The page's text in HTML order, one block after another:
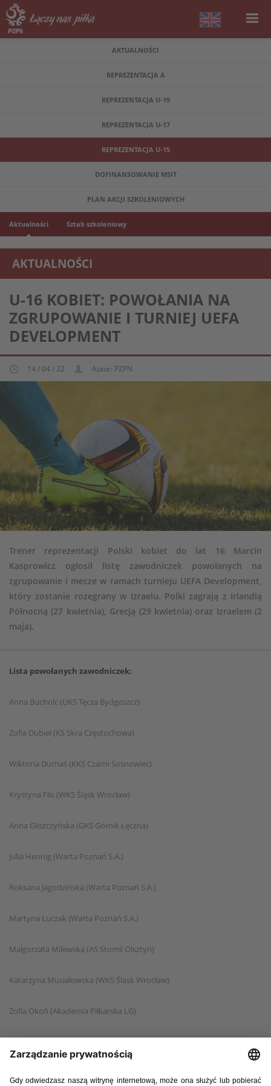
AKTUALNOŚCI
REPREZENTACJA A
REPREZENTACJA U-19
REPREZENTACJA U-17
REPREZENTACJA U-15
DOFINANSOWANIE MSIT
PLAN AKCJI SZKOLENIOWYCH
Aktualności Sztab szkoleniowy
AKTUALNOŚCI
REPREZENTACJA KOBIECA U-15
U-16 KOBIET: POWOŁANIA NA
ZGRUPOWANIE I TURNIEJ UEFA
DEVELOPMENT
14 / 04 / 22 Autor: PZPN
Trener reprezentacji Polski kobiet do lat 16 Marcin
Kasprowicz ogłosił listę zawodniczek powołanych na
zgrupowanie i mecze w ramach turnieju UEFA Development,
który zostanie rozegrany w Izraelu. Polki zagrają z Irlandią
Północną (27 kwietnia), Grecją (29 kwietnia) oraz Izraelem (2
maja).
Lista powołanych zawodniczek:
Anna Bucholc (UKS Tęcza Bydgoszcz)
Zofia Dubiel (KS Skra Częstochowa)
Wiktoria Durnaś (KKS Czarni Sosnowiec)
Krystyna Flis (WKS Śląsk Wrocław)
Anna Gliszczyńska (GKS Górnik Łęczna)
Julia Hennig (Warta Poznań S.A.)
Roksana Jagodzińska (Warta Poznań S.A.)
Martyna Łuczak (Warta Poznań S.A.)
Małgorzata Milewska (AS Stomil Olsztyn)
Katarzyna Musiałowska (WKS Śląsk Wrocław)
Zofia Okoń (Akademia Piłkarska LG)